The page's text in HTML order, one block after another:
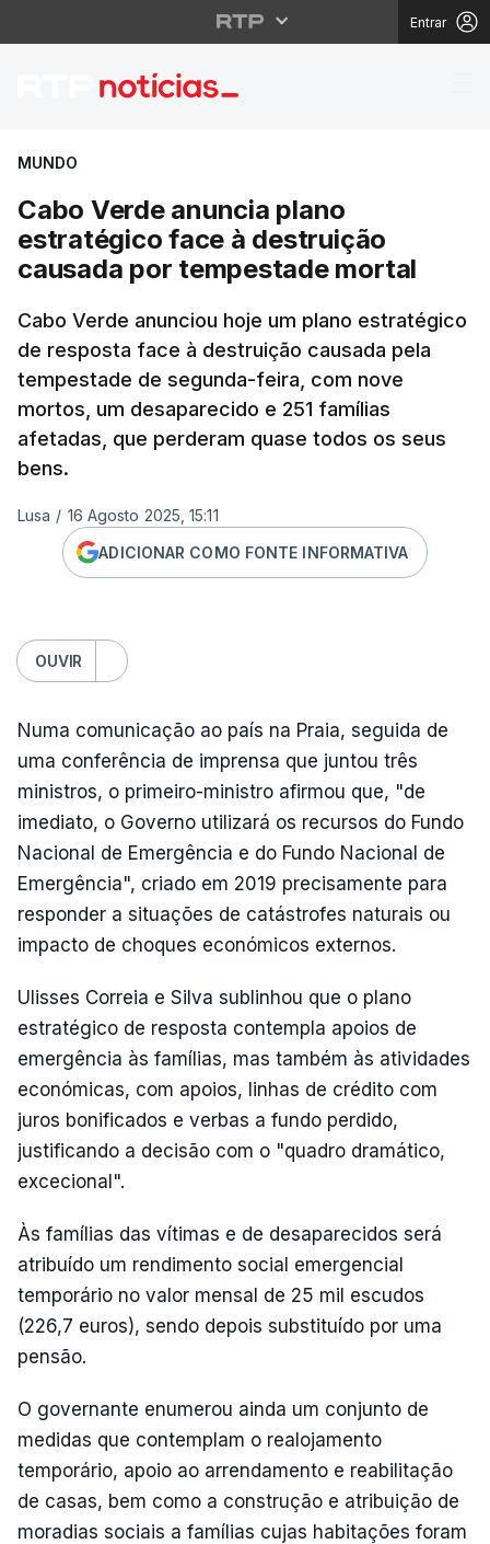
Entrar
Cabo Verde anuncia
MUNDO
Cabo Verde anuncia plano
estratégico face à destruição
causada por tempestade mortal
Cabo Verde anunciou hoje um plano estratégico
de resposta face à destruição causada pela
tempestade de segunda-feira, com nove
mortos, um desaparecido e 251 famílias
afetadas, que perderam quase todos os seus
bens.
Lusa / 16 Agosto 2025, 15:11
ADICIONAR COMO FONTE INFORMATIVA
OUVIR
Numa comunicação ao país na Praia, seguida de
uma conferência de imprensa que juntou três
ministros, o primeiro-ministro afirmou que, "de
imediato, o Governo utilizará os recursos do Fundo
Nacional de Emergência e do Fundo Nacional de
Emergência", criado em 2019 precisamente para
responder a situações de catástrofes naturais ou
impacto de choques económicos externos.
Ulisses Correia e Silva sublinhou que o plano
estratégico de resposta contempla apoios de
emergência às famílias, mas também às atividades
económicas, com apoios, linhas de crédito com
juros bonificados e verbas a fundo perdido,
justificando a decisão com o "quadro dramático,
excecional".
Às famílias das vítimas e de desaparecidos será
atribuído um rendimento social emergencial
temporário no valor mensal de 25 mil escudos
(226,7 euros), sendo depois substituído por uma
pensão.
O governante enumerou ainda um conjunto de
medidas que contemplam o realojamento
temporário, apoio ao arrendamento e reabilitação
de casas, bem como a construção e atribuição de
moradias sociais a famílias cujas habitações foram